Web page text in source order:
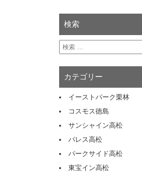
検索
カテゴリー
イーストパーク栗林
コスモス徳島
サンシャイン高松
パレス高松
パークサイド高松
東宝イン高松